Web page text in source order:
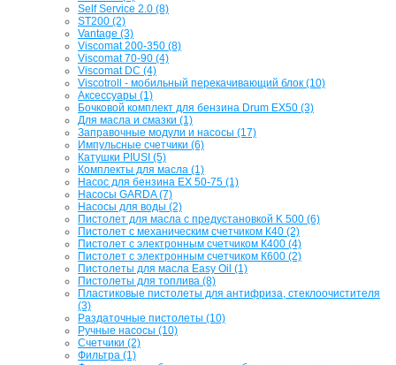
Self Service 2.0 (8)
ST200 (2)
Vantage (3)
Viscomat 200-350 (8)
Viscomat 70-90 (4)
Viscomat DC (4)
Viscotroll - мобильный перекачивающий блок (10)
Аксессуары (1)
Бочковой комплект для бензина Drum EX50 (3)
Для масла и смазки (1)
Заправочные модули и насосы (17)
Импульсные счетчики (6)
Катушки PIUSI (5)
Комплекты для масла (1)
Насос для бензина EX 50-75 (1)
Насосы GARDA (7)
Насосы для воды (2)
Пистолет для масла с предустановкой K 500 (6)
Пистолет с механическим счетчиком К40 (2)
Пистолет с электронным счетчиком К400 (4)
Пистолет с электронным счетчиком К600 (2)
Пистолеты для масла Easy Oil (1)
Пистолеты для топлива (8)
Пластиковые пистолеты для антифриза, стеклоочистителя
(3)
Раздаточные пистолеты (10)
Ручные насосы (10)
Счетчики (2)
Фильтра (1)